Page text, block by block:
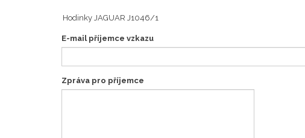
E-mail příjemce vzkazu
Zpráva pro příjemce